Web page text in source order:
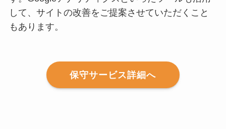
して、サイトの改善をご提案させていただくこと
もあります。
保守サービス詳細へ